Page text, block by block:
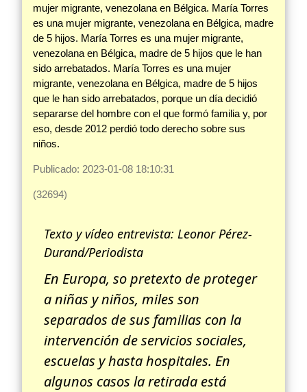
mujer migrante, venezolana en Bélgica. María Torres
es una mujer migrante, venezolana en Bélgica, madre
de 5 hijos. María Torres es una mujer migrante,
venezolana en Bélgica, madre de 5 hijos que le han
sido arrebatados. María Torres es una mujer
migrante, venezolana en Bélgica, madre de 5 hijos
que le han sido arrebatados, porque un día decidió
separarse del hombre con el que formó familia y, por
eso, desde 2012 perdió todo derecho sobre sus
niños.
Publicado: 2023-01-08 18:10:31
(32694)
Texto y vídeo entrevista: Leonor Pérez-
Durand/Periodista
En Europa, so pretexto de proteger
a niñas y niños, miles son
separados de sus familias con la
intervención de servicios sociales,
escuelas y hasta hospitales. En
algunos casos la retirada está